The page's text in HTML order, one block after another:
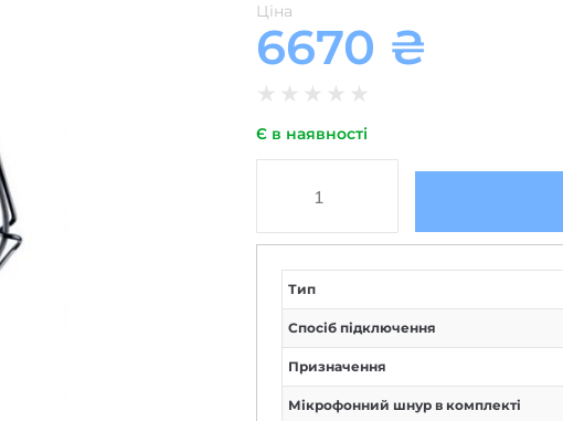
Ціна
6670 ₴
★ ★ ★ ★ ★
Є в наявності
Тип
Спосіб підключення
Призначення
Мікрофонний шнур в комплекті